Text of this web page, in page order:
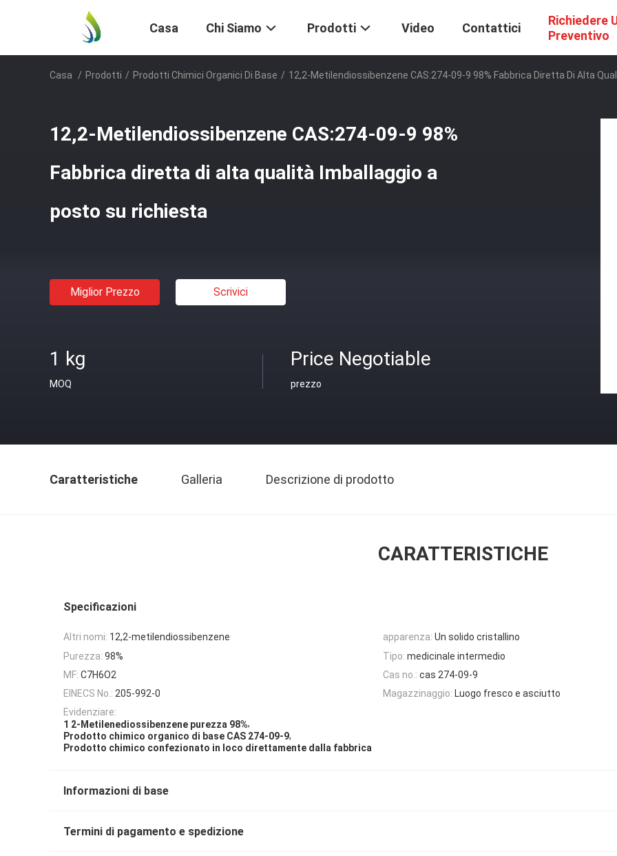
Casa Chi Siamo Prodotti Video Contattici
Richiedere
Preventivo
Casa / Prodotti / Prodotti Chimici Organici Di Base / 12,2-Metilendiossibenzene CAS:274-09-9 98% Fabbrica Diretta Di Alta
12,2-Metilendiossibenzene CAS:274-09-9 98%
Fabbrica diretta di alta qualità Imballaggio a
posto su richiesta
Miglior Prezzo Scrivici
1 kg
MOQ
Price Negotiable
prezzo
Caratteristiche Galleria Descrizione di prodotto
CARATTERISTICHE
Specificazioni
Altri nomi: 12,2-metilendiossibenzene apparenza: Un solido cristallino
Purezza: 98% Tipo: medicinale intermedio
MF: C7H6O2 Cas no.: cas 274-09-9
EINECS No.: 205-992-0 Magazzinaggio: Luogo fresco e asciutto
Evidenziare:
1 2-Metilenediossibenzene purezza 98%,
Prodotto chimico organico di base CAS 274-09-9,
Prodotto chimico confezionato in loco direttamente dalla fabbrica
Informazioni di base
Termini di pagamento e spedizione